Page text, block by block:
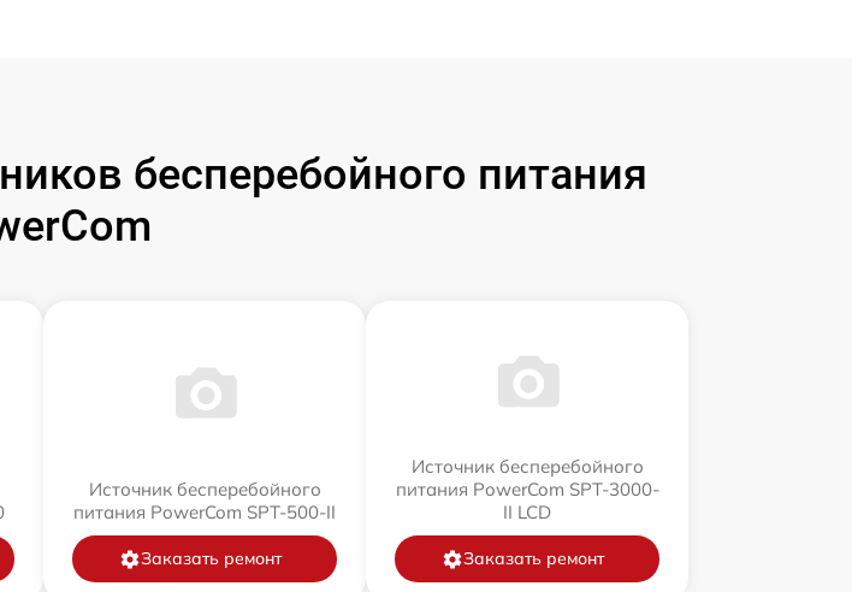
бесперебойного питания
Источник бесперебойного
питания PowerCom SPT-500-II
Заказать ремонт
Источник бесперебойного
питания PowerCom SPT-3000-
II LCD
Заказать ремонт